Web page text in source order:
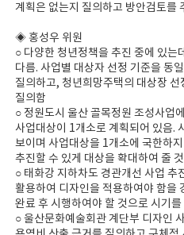
계획은 없는지 질의하고 방안검토를
◈ 홍성우 위원
○ 다양한 청년정책을 추진 중에 있는
다름. 사업별 대상자 선정 기준을 동
질의하고, 청년희망주택의 대상장
질의함
○ 정원도시 울산 골목정원 조성사업
사업대상이 1개소로 계획되어 있음.
보이며 사업대상을 1개소에 국한하
추진할 수 있게 대상을 확대하여 줄
○ 태화강 지하차도 경관개선 사업 추
활용하여 디자인을 적용하여야 함을
완료 후 시행하여야 할 것으로 시기
○ 울산문화예술회관 계단부 디자인